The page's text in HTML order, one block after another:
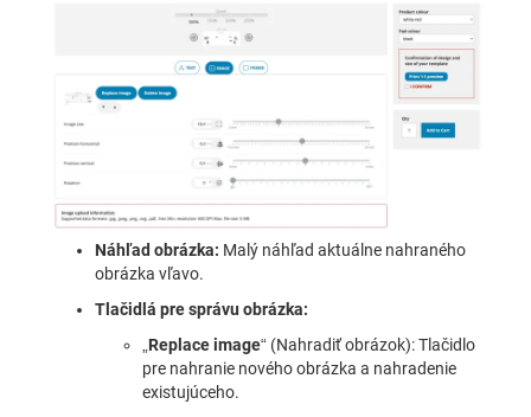
Náhľad obrázka: Malý náhľad aktuálne nahraného
obrázka vľavo.
Tlačidlá pre správu obrázka:
„Replace image“ (Nahradiť obrázok): Tlačidlo
pre nahranie nového obrázka a nahradenie
existujúceho.